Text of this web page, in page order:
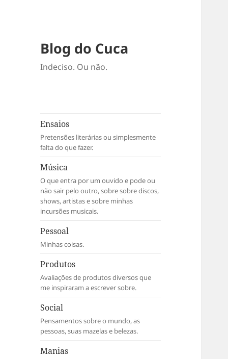
Blog do Cuca
Indeciso. Ou não.
Ensaios
Pretensões literárias ou simplesmente
falta do que fazer.
Música
O que entra por um ouvido e pode ou
não sair pelo outro, sobre sobre discos,
shows, artistas e sobre minhas
incursões musicais.
Pessoal
Minhas coisas.
Produtos
Avaliações de produtos diversos que
me inspiraram a escrever sobre.
Social
Pensamentos sobre o mundo, as
pessoas, suas mazelas e belezas.
Manias